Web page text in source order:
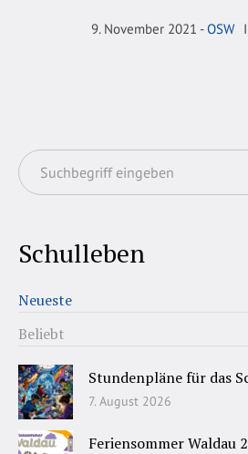
9. November 2021 OSW
Schulleben
Neueste
Beliebt
Stundenpläne für das
7. August 2026
Feriensommer Waldau